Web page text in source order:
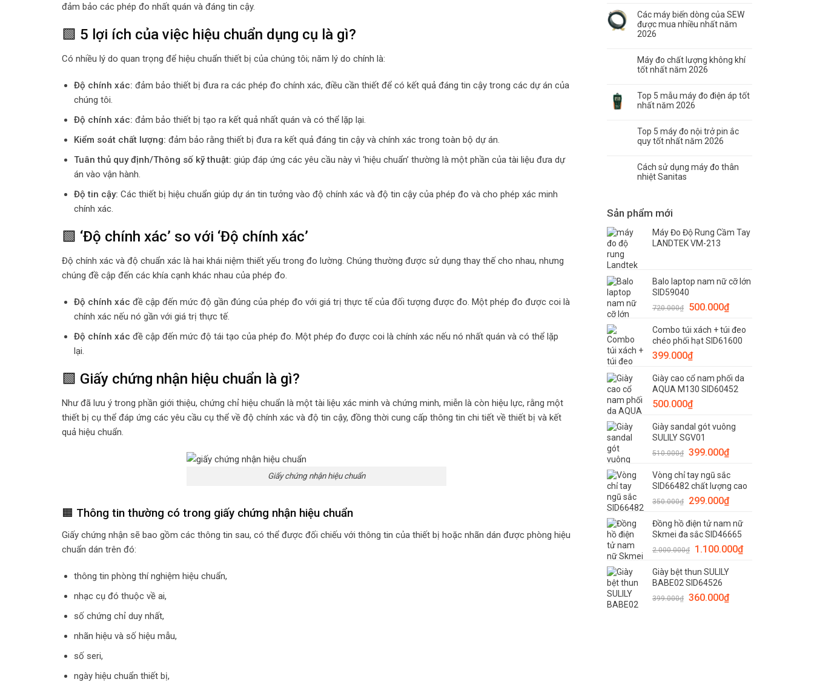
đảm bảo các phép đo nhất quán và đáng tin cậy.
🟩 5 lợi ích của việc hiệu chuẩn dụng cụ là gì?
Có nhiều lý do quan trọng để hiệu chuẩn thiết bị của chúng tôi; năm lý do chính là:
Độ chính xác: đảm bảo thiết bị đưa ra các phép đo chính xác, điều cần thiết để có kết quả đáng tin cậy trong các dự án của
chúng tôi.
Độ chính xác: đảm bảo thiết bị tạo ra kết quả nhất quán và có thể lặp lại.
Kiểm soát chất lượng: đảm bảo rằng thiết bị đưa ra kết quả đáng tin cậy và chính xác trong toàn bộ dự án.
Tuân thủ quy định/Thông số kỹ thuật: giúp đáp ứng các yêu cầu này vì ‘hiệu chuẩn’ thường là một phần của tài liệu đưa dự
án vào vận hành.
Độ tin cậy: Các thiết bị hiệu chuẩn giúp dự án tin tưởng vào độ chính xác và độ tin cậy của phép đo và cho phép xác minh
chính xác.
🟩 ‘Độ chính xác’ so với ‘Độ chính xác’
Độ chính xác và độ chuẩn xác là hai khái niệm thiết yếu trong đo lường. Chúng thường được sử dụng thay thế cho nhau, nhưng
chúng đề cập đến các khía cạnh khác nhau của phép đo.
Độ chính xác đề cập đến mức độ gần đúng của phép đo với giá trị thực tế của đối tượng được đo. Một phép đo được coi là
chính xác nếu nó gần với giá trị thực tế.
Độ chính xác đề cập đến mức độ tái tạo của phép đo. Một phép đo được coi là chính xác nếu nó nhất quán và có thể lặp
lại.
🟩 Giấy chứng nhận hiệu chuẩn là gì?
Như đã lưu ý trong phần giới thiệu, chứng chỉ hiệu chuẩn là một tài liệu xác minh và chứng minh, miễn là còn hiệu lực, rằng một
thiết bị cụ thể đáp ứng các yêu cầu cụ thể về độ chính xác và độ tin cậy, đồng thời cung cấp thông tin chi tiết về thiết bị và kết
quả hiệu chuẩn.
Giấy chứng nhận hiệu chuẩn
🟧 Thông tin thường có trong giấy chứng nhận hiệu chuẩn
Giấy chứng nhận sẽ bao gồm các thông tin sau, có thể được đối chiếu với thông tin của thiết bị hoặc nhãn dán được phòng hiệu
chuẩn dán trên đó:
thông tin phòng thí nghiệm hiệu chuẩn,
nhạc cụ đó thuộc về ai,
số chứng chỉ duy nhất,
nhãn hiệu và số hiệu mẫu,
số seri,
ngày hiệu chuẩn thiết bị,
Các máy biến dòng của SEW
được mua nhiều nhất năm
2026
Máy đo chất lượng không khí
tốt nhất năm 2026
Top 5 mẫu máy đo điện áp tốt
nhất năm 2026
Top 5 máy đo nội trở pin ắc
quy tốt nhất năm 2026
Cách sử dụng máy đo thân
nhiệt Sanitas
Sản phẩm mới
Máy Đo Độ Rung Cầm Tay
LANDTEK VM-213
Balo laptop nam nữ cỡ lớn
SID59040
720.000₫
Giá
là:
720.000₫.
500.000₫Giá
tại
là:
Combo túi xách + túi đeo
chéo phối hạt SID61600
399.000₫
Giày cao cổ nam phối da
AQUA M130 SID60452
500.000₫
Giày sandal gót vuông
SULILY SGV01
510.000₫ Giá
là:
510.000₫.
399.000₫Giá
tại
là:
399.000₫.
Vòng chỉ tay ngũ sắc
SID66482 chất lượng cao
350.000₫
Giá
là:
350.000₫.
299.000₫Giá
tại
là:
299.000₫.
Đồng hồ điện tử nam nữ
Skmei đa sắc SID46665
2.000.000₫
Giá
là:
2.000.000₫.
1.100.000₫Giá
Giày bệt thun SULILY
BABE02 SID64526
399.000₫ Giá
360.000₫Giá